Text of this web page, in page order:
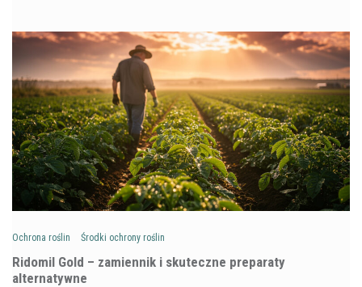
Ochrona roślin Środki ochrony roślin
Ridomil Gold – zamiennik i skuteczne preparaty
alternatywne